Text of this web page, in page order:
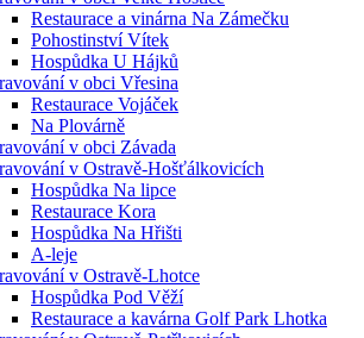
Restaurace a vinárna Na Zámečku
Pohostinství Vítek
Hospůdka U Hájků
v obci Vřesina
Restaurace Vojáček
Na Plovárně
v obci Závada
v Ostravě-Hošťálkovicích
Hospůdka Na lipce
Restaurace Kora
Hospůdka Na Hřišti
A-leje
v Ostravě-Lhotce
Hospůdka Pod Věží
Restaurace a kavárna Golf Park Lhotka